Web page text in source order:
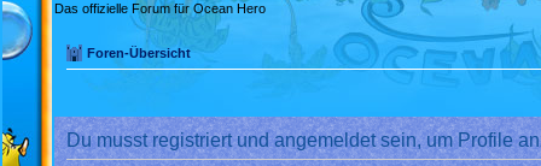
Das offizielle Forum für Ocean Hero
Foren-Übersicht
Du musst registriert und angemeldet sein, um Profile